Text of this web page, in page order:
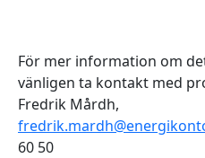
För mer information om
vänligen ta kontakt med
Fredrik Mårdh,
60 50